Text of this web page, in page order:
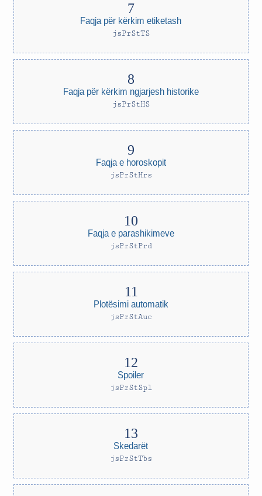
Faqja për kërkim etiketash
jsPrStTS
Faqja për kërkim ngjarjesh historike
jsPrStHS
Faqja e horoskopit
jsPrStHrs
Faqja e parashikimeve
jsPrStPrd
Plotësimi automatik
jsPrStAuc
Spoiler
jsPrStSpl
Skedarët
jsPrStTbs